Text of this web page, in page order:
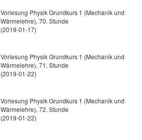
Vorlesung Physik Grundkurs 1 (Mechanik und
Wärmelehre), 70. Stunde
(2019-01-17)
Vorlesung Physik Grundkurs 1 (Mechanik und
Wärmelehre), 71. Stunde
(2019-01-22)
Vorlesung Physik Grundkurs 1 (Mechanik und
Wärmelehre), 72. Stunde
(2019-01-22)